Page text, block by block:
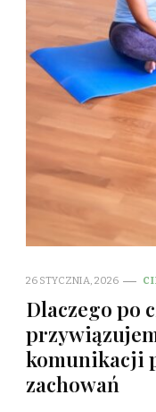
26 STYCZNIA, 2026
Dlaczego po
komunikacji
zachowań